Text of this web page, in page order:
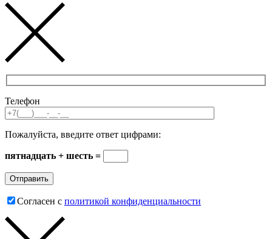
Телефон
Пожалуйста, введите ответ цифрами:
пятнадцать + шесть =
Согласен с политикой конфиденциальности